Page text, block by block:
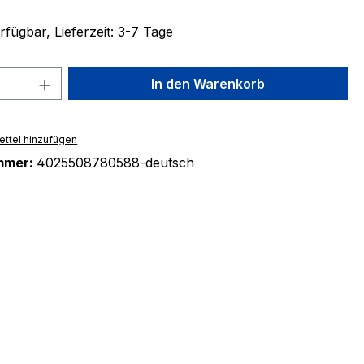
Lieferzeit: 3-7 Tage
Anzahl: Gib den gewünschten Wert
In den Warenkorb
hinzufügen
4025508780588-deutsch